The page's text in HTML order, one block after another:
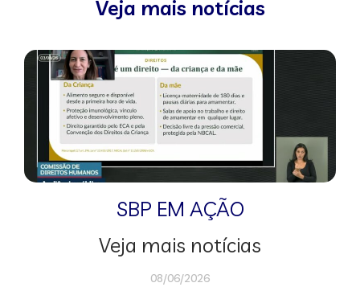
Veja mais notícias
SBP EM AÇÃO
Veja mais notícias
08/06/2026